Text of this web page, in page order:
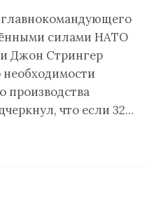
главнокомандующего
силами НАТО
Джон Стрингер
необходимости
производства
что если 32…